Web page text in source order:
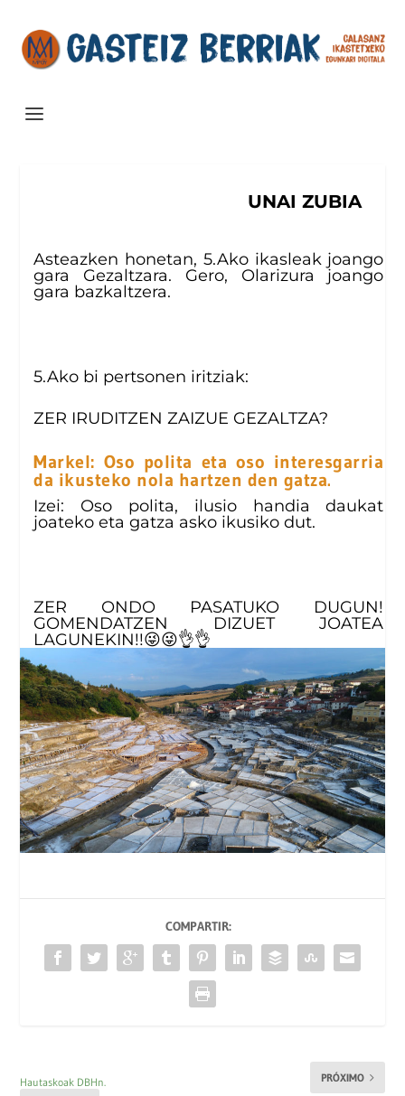
UNAI ZUBIA
Asteazken honetan, 5.Ako ikasleak joango
gara Gezaltzara. Gero, Olarizura joango
gara bazkaltzera.
5.Ako bi pertsonen iritziak:
ZER IRUDITZEN ZAIZUE GEZALTZA?
Markel: Oso polita eta oso interesgarria
da ikusteko nola hartzen den gatza.
Izei: Oso polita, ilusio handia daukat
joateko eta gatza asko ikusiko dut.
ZER ONDO PASATUKO DUGUN!
GOMENDATZEN DIZUET JOATEA
LAGUNEKIN!!😜😜👌👌
COMPARTIR:
Hautaskoak DBHn.
PRÓXIMO